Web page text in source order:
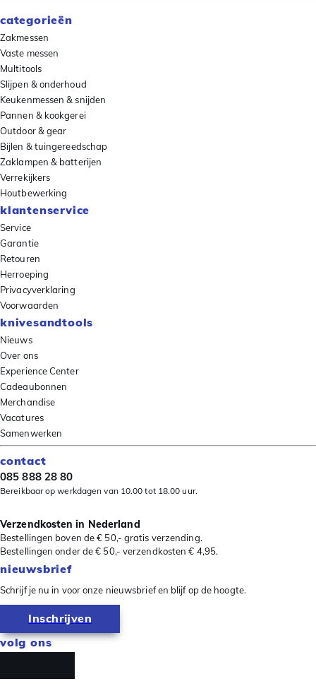
categorieën
Zakmessen
Vaste messen
Multitools
Slijpen & onderhoud
Keukenmessen & snijden
Pannen & kookgerei
Outdoor & gear
Bijlen & tuingereedschap
Zaklampen & batterijen
Verrekijkers
Houtbewerking
klantenservice
Service
Garantie
Retouren
Herroeping
Privacyverklaring
Voorwaarden
knivesandtools
Nieuws
Over ons
Experience Center
Cadeaubonnen
Merchandise
Vacatures
Samenwerken
contact
085 888 28 80
Bereikbaar op werkdagen van 10.00 tot 18.00 uur.
Verzendkosten in Nederland
Bestellingen boven de € 50,- gratis verzending.
Bestellingen onder de € 50,- verzendkosten € 4,95.
nieuwsbrief
Schrijf je nu in voor onze nieuwsbrief en blijf op de hoogte.
Inschrijven
volg ons